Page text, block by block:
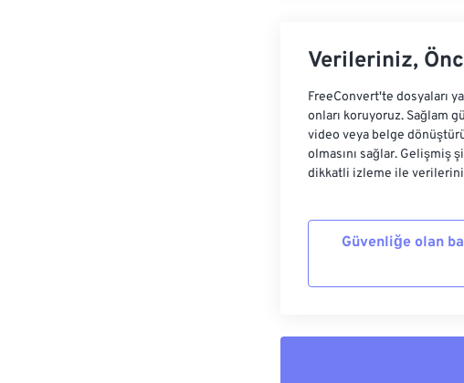
Verileriniz,
FreeConvert'te dosyaları
onları koruyoruz. Sağlam
video veya belge
olmasını sağlar. Gelişmiş
dikkatli izleme ile
Güvenliğe olan